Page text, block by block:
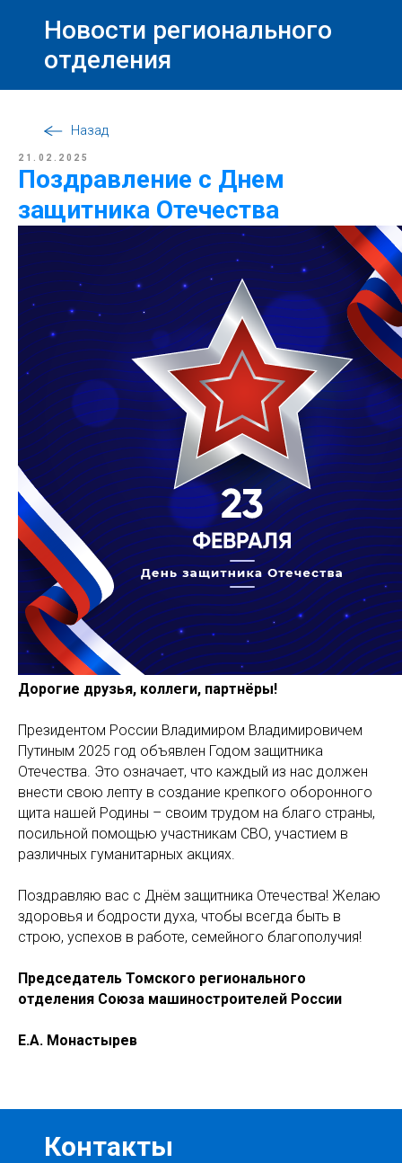
Новости регионального
отделения
Назад
21.02.2025
Поздравление с Днем
защитника Отечества
Дорогие друзья, коллеги, партнёры!
Президентом России Владимиром Владимировичем
Путиным 2025 год объявлен Годом защитника
Отечества. Это означает, что каждый из нас должен
внести свою лепту в создание крепкого оборонного
щита нашей Родины – своим трудом на благо страны,
посильной помощью участникам СВО, участием в
различных гуманитарных акциях.
Поздравляю вас с Днём защитника Отечества! Желаю
здоровья и бодрости духа, чтобы всегда быть в
строю, успехов в работе, семейного благополучия!
Председатель Томского регионального
отделения Союза машиностроителей России
Е.А. Монастырев
Контакты